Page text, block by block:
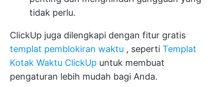
tidak perlu.
ClickUp juga dilengkapi dengan fitur gratis
templat pemblokiran waktu , seperti Templat
Kotak Waktu ClickUp untuk membuat
pengaturan lebih mudah bagi Anda.